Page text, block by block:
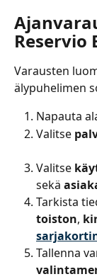
Reservio
Varausten
älypuhelimen
Napauta
Valitse
Valitse
sekä
Tarkista
toiston,
Tallenna